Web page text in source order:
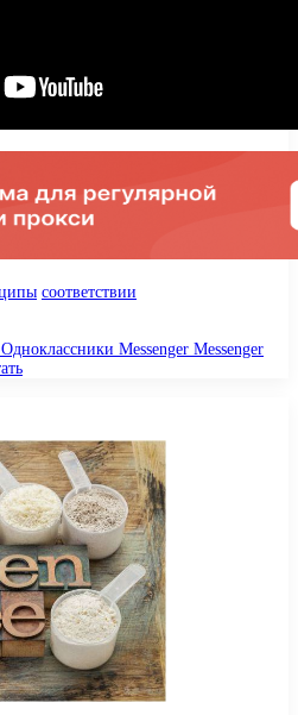
соответствии
Одноклассники Messenger Messenger